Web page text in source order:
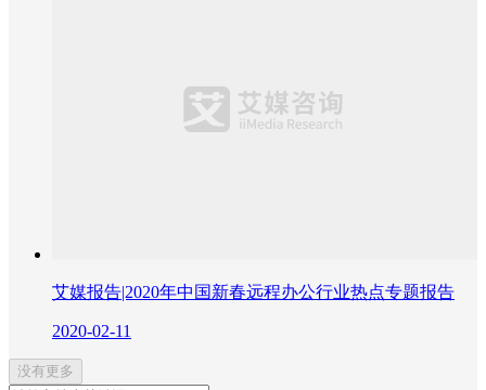
艾媒报告|2020年中国新春远程办公行业热点专题报告
2020-02-11
没有更多